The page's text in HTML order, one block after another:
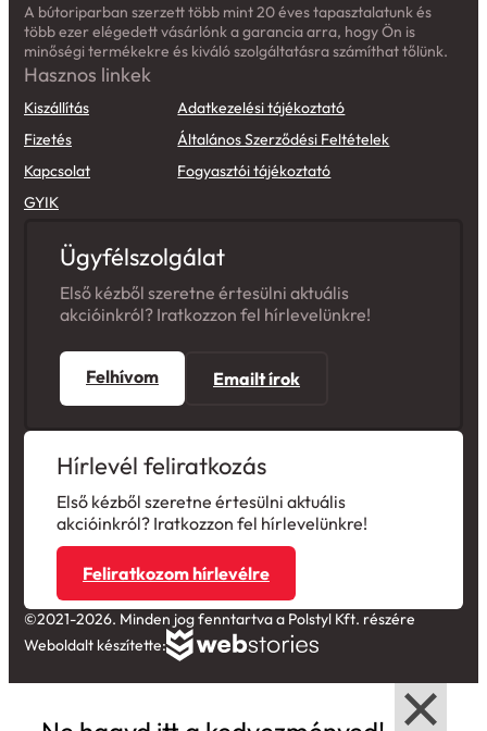
A bútoriparban szerzett több mint 20 éves tapasztalatunk és
több ezer elégedett vásárlónk a garancia arra, hogy Ön is
minőségi termékekre és kiváló szolgáltatásra számíthat tőlünk.
Hasznos linkek
Kiszállítás
Fizetés
Kapcsolat
GYIK
Adatkezelési tájékoztató
Általános Szerződési Feltételek
Fogyasztói tájékoztató
Ügyfélszolgálat
Első kézből szeretne értesülni aktuális
akcióinkról? Iratkozzon fel hírlevelünkre!
Felhívom Emailt írok
Hírlevél feliratkozás
Első kézből szeretne értesülni aktuális
akcióinkról? Iratkozzon fel hírlevelünkre!
Feliratkozom hírlevélre
©2021-2026. Minden jog fenntartva a Polstyl Kft. részére
Weboldalt készítette: